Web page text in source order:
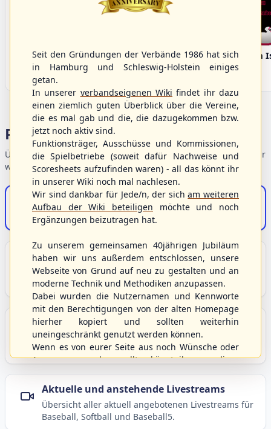
Bargenstedt
Beavers
Elmshorn Alligators Fehmarn
Portalbereiche
Übersicht der Verbandsbereiche – wählen Sie einen Einstieg für
weiterführende Informationen.
S/HBV-Shop
Der Onlineshop des S/HBV
Unser Sport
Grundlagen und Hintergründe zu Baseball, Softball
und Baseball5.
Berichte und Neuigkeiten
Aktuelle Meldungen, Berichte und Nachrichten aus
dem S/HBV, Deutschland und der Welt.
Aktuelle und anstehende Livestreams
Übersicht aller aktuell angebotenen Livestreams für
Baseball, Softball und Baseball5.
Seit den Gründungen der Verbände 1986 hat sich
in Hamburg und Schleswig-Holstein einiges
getan.
In unserer verbandseigenen Wiki findet ihr dazu
einen ziemlich guten Überblick über die Vereine,
die es mal gab und die, die dazugekommen bzw.
jetzt noch aktiv sind.
Funktionsträger, Ausschüsse und Kommissionen,
die Spielbetriebe (soweit dafür Nachweise und
Scoresheets aufzufinden waren) - all das könnt ihr
in unserer Wiki noch mal nachlesen.
Wir sind dankbar für Jede/n, der sicham weiteren
Aufbau der Wiki beteiligen möchte und noch
Ergänzungen beizutragen hat.
Zu unserem gemeinsamen 40jährigen Jubiläum
haben wir uns außerdem entschlossen, unsere
Webseite von Grund auf neu zu gestalten und an
moderne Technik und Methodiken anzupassen.
Dabei wurden die Nutzernamen und Kennworte
mit den Berechtigungen von der alten Homepage
hierher kopiert und sollten weiterhin
uneingeschränkt genutzt werden können.
Wenn es von eurer Seite aus noch Wünsche oder
Anregungen geben sollte, könnt ihr uns diese
gerne an die Verbandsadresseinfo@shbvnet.de
schicken.